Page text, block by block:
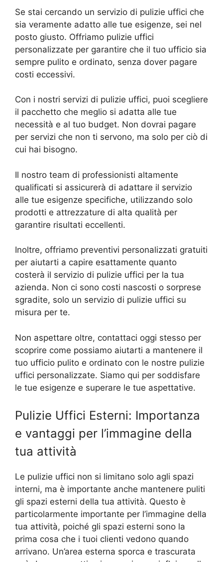
Se stai cercando un servizio di pulizie uffici che
sia veramente adatto alle tue esigenze, sei nel
posto giusto. Offriamo pulizie uffici
personalizzate per garantire che il tuo ufficio sia
sempre pulito e ordinato, senza dover pagare
costi eccessivi.
Con i nostri servizi di pulizie uffici, puoi scegliere
il pacchetto che meglio si adatta alle tue
necessità e al tuo budget. Non dovrai pagare
per servizi che non ti servono, ma solo per ciò di
cui hai bisogno.
Il nostro team di professionisti altamente
qualificati si assicurerà di adattare il servizio
alle tue esigenze specifiche, utilizzando solo
prodotti e attrezzature di alta qualità per
garantire risultati eccellenti.
Inoltre, offriamo preventivi personalizzati gratuiti
per aiutarti a capire esattamente quanto
costerà il servizio di pulizie uffici per la tua
azienda. Non ci sono costi nascosti o sorprese
sgradite, solo un servizio di pulizie uffici su
misura per te.
Non aspettare oltre, contattaci oggi stesso per
scoprire come possiamo aiutarti a mantenere il
tuo ufficio pulito e ordinato con le nostre pulizie
uffici personalizzate. Siamo qui per soddisfare
le tue esigenze e superare le tue aspettative.
Pulizie Uffici Esterni: Importanza
e vantaggi per l’immagine della
tua attività
Le pulizie uffici non si limitano solo agli spazi
interni, ma è importante anche mantenere puliti
gli spazi esterni della tua attività. Questo è
particolarmente importante per l’immagine della
tua attività, poiché gli spazi esterni sono la
prima cosa che i tuoi clienti vedono quando
arrivano. Un’area esterna sporca e trascurata